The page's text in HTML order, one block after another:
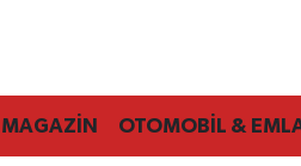
MAGAZİN OTOMOBİL &